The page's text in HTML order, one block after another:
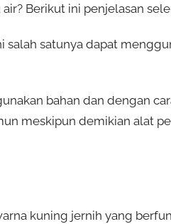
Berikut ini penjelasan
satunya dapat
bahan dan dengan
meskipun demikian alat
kuning jernihyang